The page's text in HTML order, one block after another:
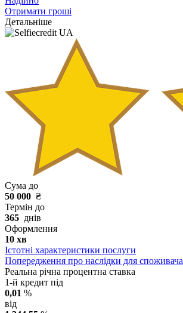
Отримати гроші
Детальніше
Сума до
50 000 ₴
Термін до
365 днів
Оформлення
10 хв
Істотні характеристики послуги
Попередження про наслідки для споживача
Реальна річна процентна ставка
1-й кредит під
0,01 %
від